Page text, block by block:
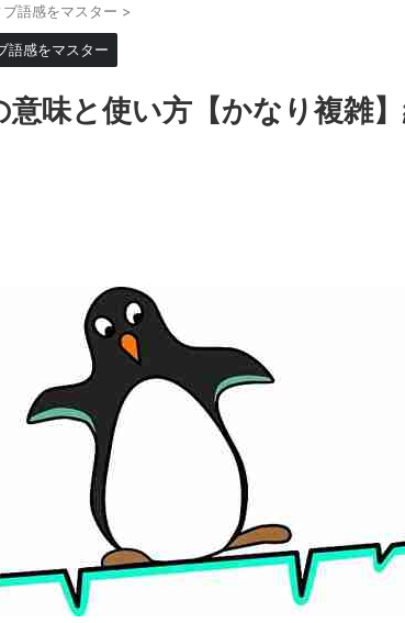
語感をマスター >
語感をマスター
味と使い方【かなり複雑